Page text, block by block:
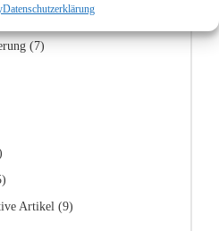
Datenschutzerklärung
(7)
Artikel (9)